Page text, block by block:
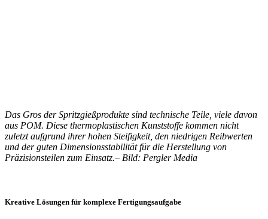
Das Gros der Spritzgießprodukte sind technische Teile, viele davon
aus POM. Diese thermoplastischen Kunststoffe kommen nicht
zuletzt aufgrund ihrer hohen Steifigkeit, den niedrigen Reibwerten
und der guten Dimensionsstabilität für die Herstellung von
Präzisionsteilen zum Einsatz.– Bild: Pergler Media
Kreative Lösungen für komplexe Fertigungsaufgabe